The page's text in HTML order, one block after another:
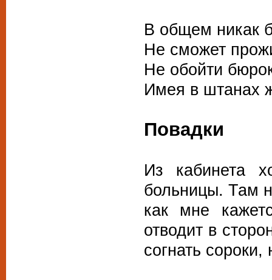
В общем никак
Не сможет
Не обойти
Имея в штанах
Повадки
Из кабинета
больницы. Там
как мне
отводит в
согнать